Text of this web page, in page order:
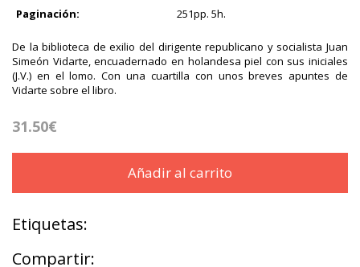
Paginación:
251pp. 5h.
De la biblioteca de exilio del dirigente republicano y socialista Juan
Simeón Vidarte, encuadernado en holandesa piel con sus iniciales
(J.V.) en el lomo. Con una cuartilla con unos breves apuntes de
Vidarte sobre el libro.
31.50€
Añadir al carrito
Etiquetas:
Compartir: